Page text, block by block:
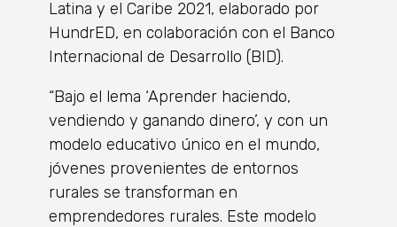
Latina y el Caribe 2021, elaborado por
HundrED, en colaboración con el Banco
Internacional de Desarrollo (BID).
“Bajo el lema ‘Aprender haciendo,
vendiendo y ganando dinero’, y con un
modelo educativo único en el mundo,
jóvenes provenientes de entornos
rurales se transforman en
emprendedores rurales. Este modelo